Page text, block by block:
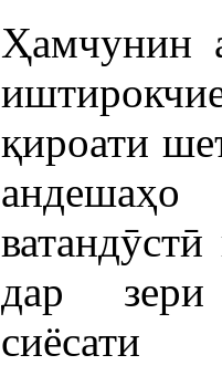
Ҳамчунин
қироати
дар зери